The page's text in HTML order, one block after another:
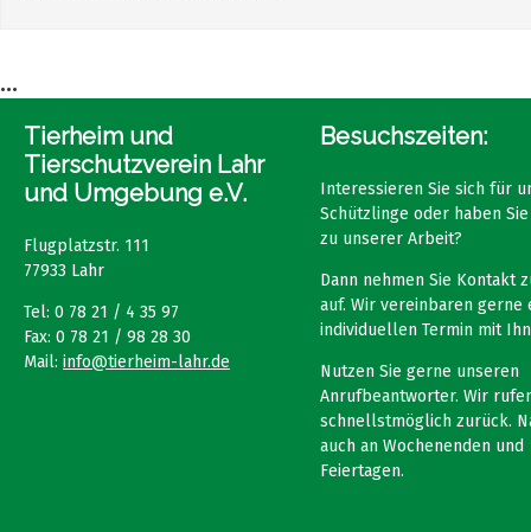
...
Tierheim und
Tierschutzverein Lahr
und Umgebung e.V.
Flugplatzstr. 111
77933 Lahr
Tel: 0 78 21 / 4 35 97
Fax: 0 78 21 / 98 28 30
Mail: info@tierheim-lahr.de
Besuchszeiten:
Interessieren Sie sich für
Schützlinge oder haben
zu unserer Arbeit?
Dann nehmen Sie Kontakt
auf. Wir vereinbaren gerne
individuellen Termin mit
Nutzen Sie gerne unseren
Anrufbeantworter. Wir
schnellstmöglich zurück.
auch an Wochenenden und
Feiertagen.